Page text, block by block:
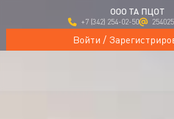
ООО ТА ПЦОТ
+7 (342) 254-02-50
Войти /